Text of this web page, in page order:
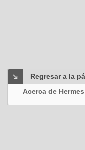
Regresar a la
Acerca de